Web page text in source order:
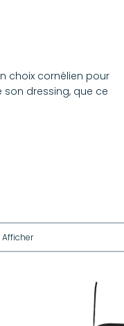
choix cornélien pour
dressing, que ce